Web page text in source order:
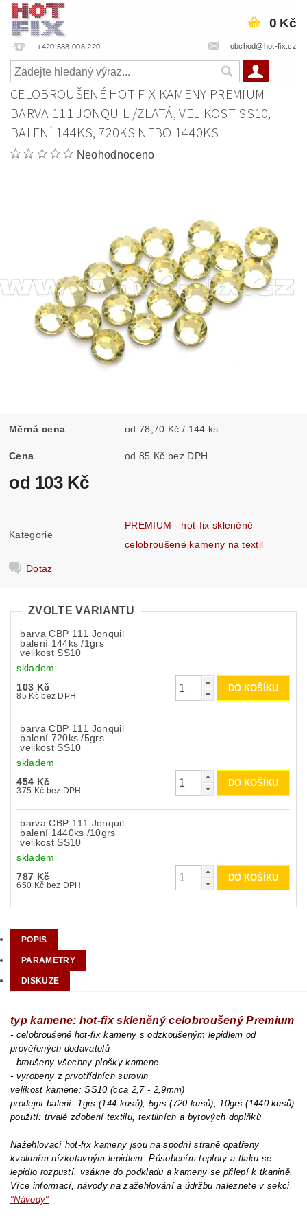
+420 588 008 220 obchod@hot-fix.cz
0 Kč
CELOBROUŠENÉ HOT-FIX KAMENY PREMIUM
BARVA 111 JONQUIL /ZLATÁ, VELIKOST SS10,
BALENÍ 144KS, 720KS NEBO 1440KS
Neohodnoceno
Měrná cena od 78,70 Kč / 144 ks
Cena od 85 Kč bez DPH
od 103 Kč
Kategorie
PREMIUM - hot-fix skleněné
celobroušené kameny na textil
Dotaz
ZVOLTE VARIANTU
barva CBP 111 Jonquil
balení 144ks /1grs
velikost SS10
skladem
103 Kč
85 Kč bez DPH
barva CBP 111 Jonquil
balení 720ks /5grs
velikost SS10
skladem
454 Kč
375 Kč bez DPH
barva CBP 111 Jonquil
balení 1440ks /10grs
velikost SS10
skladem
787 Kč
650 Kč bez DPH
POPIS
PARAMETRY
DISKUZE
typ kamene: hot-fix skleněný celobroušený Premium
- celobroušené hot-fix kameny s odzkoušeným lepidlem od
prověřených dodavatelů
- broušeny všechny plošky kamene
- vyrobeny z prvotřídních surovin
velikost kamene: SS10 (cca 2,7 - 2,9mm)
prodejní balení: 1grs (144 kusů), 5grs (720 kusů), 10grs (1440 kusů)
použití: trvalé zdobení textilu, textilních a bytových doplňků
Nažehlovací hot-fix kameny jsou na spodní straně opatřeny
kvalitním nízkotavným lepidlem. Působením teploty a tlaku se
lepidlo rozpustí, vsákne do podkladu a kameny se přilepí k tkanině.
Více informací, návody na zažehlování a údržbu naleznete v sekci
"Návody"